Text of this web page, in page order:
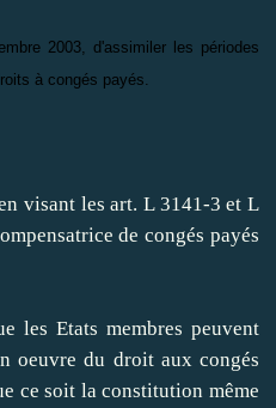
2003, d'assimiler les périodes
à congés payés.
visant les art. L 3141-3 et L
de congés payés
les Etats membres peuvent
oeuvre du droit aux congés
ce soit la constitution même